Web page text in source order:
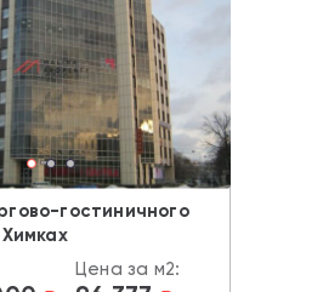
гостиничного
Цена за м2: